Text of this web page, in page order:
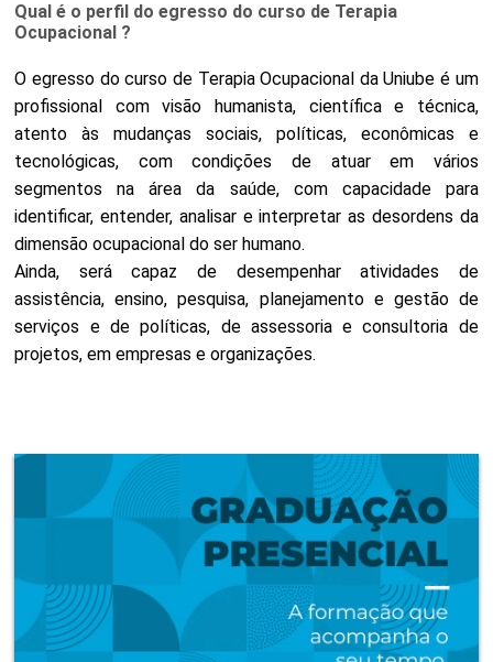
Qual é o perfil do egresso do curso de Terapia
Ocupacional ?
O egresso do curso de Terapia Ocupacional da Uniube é um
profissional com visão humanista, científica e técnica,
atento às mudanças sociais, políticas, econômicas e
tecnológicas, com condições de atuar em vários
segmentos na área da saúde, com capacidade para
identificar, entender, analisar e interpretar as desordens da
dimensão ocupacional do ser humano.
Ainda, será capaz de desempenhar atividades de
assistência, ensino, pesquisa, planejamento e gestão de
serviços e de políticas, de assessoria e consultoria de
projetos, em empresas e organizações.